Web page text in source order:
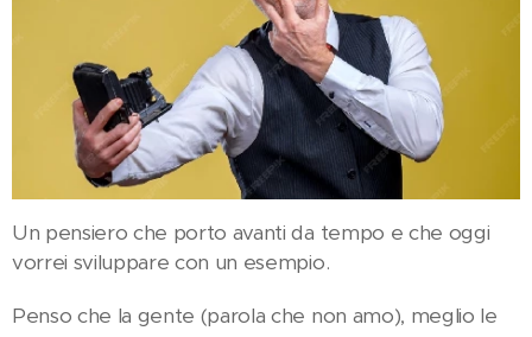
Un pensiero che porto avanti da tempo e che oggi
vorrei sviluppare con un esempio.
Penso che la gente (parola che non amo), meglio le